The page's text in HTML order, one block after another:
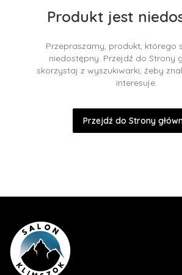
Produkt jest
Przepraszamy, produkt, którego
niedostępny. Przejdź do Strony
skorzystaj z wyszukiwarki, żeby
interesuje.
Przejdź do Strony